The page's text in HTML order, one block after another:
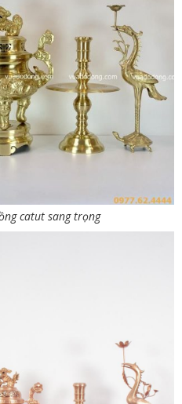
catut sang trọng